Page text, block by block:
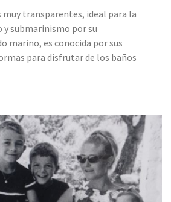
muy transparentes, ideal para la
y submarinismo por su
marino, es conocida por sus
para disfrutar de los baños